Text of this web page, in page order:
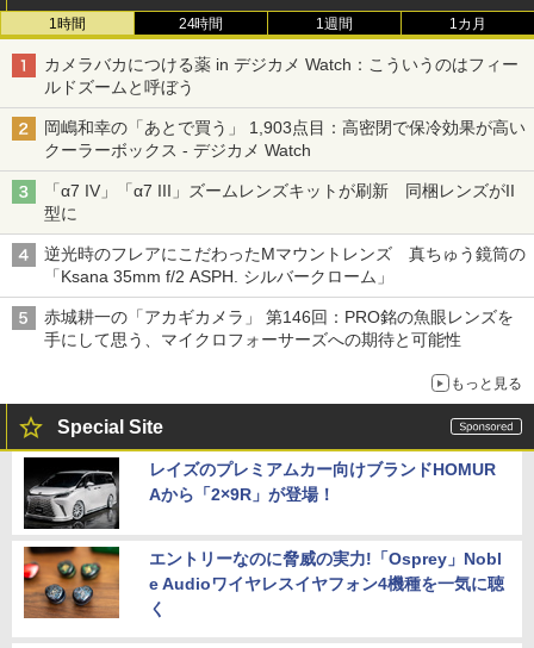
1時間 24時間 1週間 1カ月
カメラバカにつける薬 in デジカメ Watch：こういうのはフィー
ルドズームと呼ぼう
岡嶋和幸の「あとで買う」 1,903点目：高密閉で保冷効果が高い
クーラーボックス - デジカメ Watch
「α7 IV」「α7 III」ズームレンズキットが刷新 同梱レンズがII
型に
逆光時のフレアにこだわったMマウントレンズ 真ちゅう鏡筒の
「Ksana 35mm f/2 ASPH. シルバークローム」
赤城耕一の「アカギカメラ」 第146回：PRO銘の魚眼レンズを
手にして思う、マイクロフォーサーズへの期待と可能性
もっと見る
Special Site
レイズのプレミアムカー向けブランドHOMUR
Aから「2×9R」が登場！
エントリーなのに脅威の実力!「Osprey」Nobl
e Audioワイヤレスイヤフォン4機種を一気に聴
く